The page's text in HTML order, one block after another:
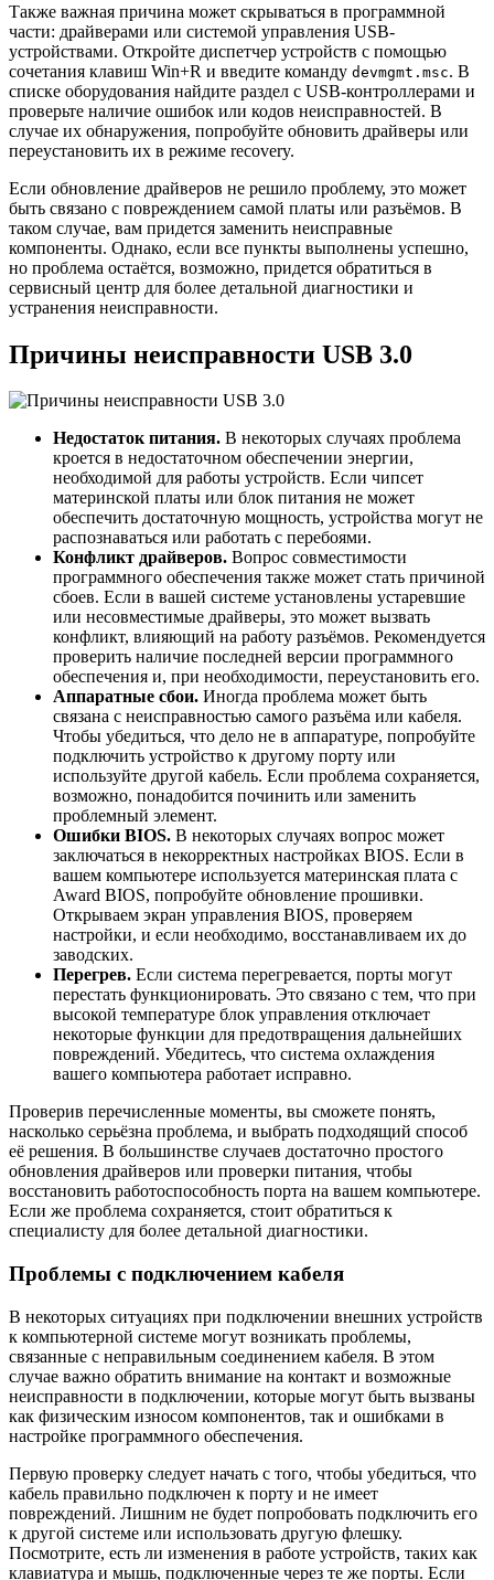
Также важная причина может скрываться в программной
части: драйверами или системой управления USB-
устройствами. Откройте диспетчер устройств с помощью
сочетания клавиш Win+R и введите команду devmgmt.msc. В
списке оборудования найдите раздел с USB-контроллерами и
проверьте наличие ошибок или кодов неисправностей. В
случае их обнаружения, попробуйте обновить драйверы или
переустановить их в режиме recovery.
Если обновление драйверов не решило проблему, это может
быть связано с повреждением самой платы или разъёмов. В
таком случае, вам придется заменить неисправные
компоненты. Однако, если все пункты выполнены успешно,
но проблема остаётся, возможно, придется обратиться в
сервисный центр для более детальной диагностики и
устранения неисправности.
Причины неисправности USB 3.0
Недостаток питания. В некоторых случаях проблема
кроется в недостаточном обеспечении энергии,
необходимой для работы устройств. Если чипсет
материнской платы или блок питания не может
обеспечить достаточную мощность, устройства могут не
распознаваться или работать с перебоями.
Конфликт драйверов. Вопрос совместимости
программного обеспечения также может стать причиной
сбоев. Если в вашей системе установлены устаревшие
или несовместимые драйверы, это может вызвать
конфликт, влияющий на работу разъёмов. Рекомендуется
проверить наличие последней версии программного
обеспечения и, при необходимости, переустановить его.
Аппаратные сбои. Иногда проблема может быть
связана с неисправностью самого разъёма или кабеля.
Чтобы убедиться, что дело не в аппаратуре, попробуйте
подключить устройство к другому порту или
используйте другой кабель. Если проблема сохраняется,
возможно, понадобится починить или заменить
проблемный элемент.
Ошибки BIOS. В некоторых случаях вопрос может
заключаться в некорректных настройках BIOS. Если в
вашем компьютере используется материнская плата с
Award BIOS, попробуйте обновление прошивки.
Открываем экран управления BIOS, проверяем
настройки, и если необходимо, восстанавливаем их до
заводских.
Перегрев. Если система перегревается, порты могут
перестать функционировать. Это связано с тем, что при
высокой температуре блок управления отключает
некоторые функции для предотвращения дальнейших
повреждений. Убедитесь, что система охлаждения
вашего компьютера работает исправно.
Проверив перечисленные моменты, вы сможете понять,
насколько серьёзна проблема, и выбрать подходящий способ
её решения. В большинстве случаев достаточно простого
обновления драйверов или проверки питания, чтобы
восстановить работоспособность порта на вашем компьютере.
Если же проблема сохраняется, стоит обратиться к
специалисту для более детальной диагностики.
Проблемы с подключением кабеля
В некоторых ситуациях при подключении внешних устройств
к компьютерной системе могут возникать проблемы,
связанные с неправильным соединением кабеля. В этом
случае важно обратить внимание на контакт и возможные
неисправности в подключении, которые могут быть вызваны
как физическим износом компонентов, так и ошибками в
настройке программного обеспечения.
Первую проверку следует начать с того, чтобы убедиться, что
кабель правильно подключен к порту и не имеет
повреждений. Лишним не будет попробовать подключить его
к другой системе или использовать другую флешку.
Посмотрите, есть ли изменения в работе устройств, таких как
клавиатура и мышь, подключенные через те же порты. Если